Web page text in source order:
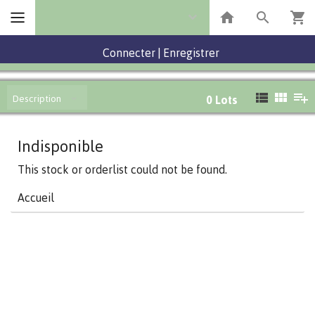
Connecter Enregistrer
Description 0 Lots
Indisponible
This stock or orderlist could not be found.
Accueil